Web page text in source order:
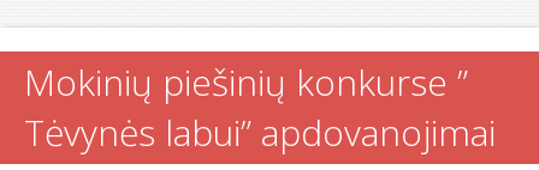
Mokinių piešinių konkurse ”
Tėvynės labui” apdovanojimai